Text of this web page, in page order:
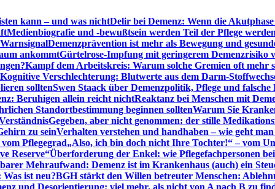
kann – und was nichtDelir bei Demenz: Wenn die
Medienbiografie und -bewußtsein werden Teil der Pflege werden
Demenzprävention ist mehr als Bewegung und
ankommtGürtelrose-Impfung mit geringerem Demenzrisiko
Kampf dem Arbeitskreis: Warum solche Gremien oft mehr
Kognitive Verschlechterung: Blutwerte aus dem Darm-
solltenSwen Staack über Demenzpolitik, Pflege und falsche
Beruhigen allein reicht nichtReaktanz bei Menschen mit
Standortbestimmung beginnen solltenWarum Sie
Gegeben, aber nicht genommen: der stille
zu seinVerhalten verstehen und handhaben – wie geht
Pflegegrad„Also, ich bin doch nicht Ihre Tochter!“ – vom
Reserve“Überforderung der Enkel: wie Pflegefachpersonen
Mehraufwand: Demenz ist im Krankenhaus (auch) ein
ist neu?BGH stärkt den Willen betreuter Menschen:
und Desorientierung: viel mehr, als nicht von A nach B zu